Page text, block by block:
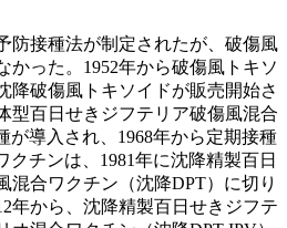
防接種法が制定されたが、破傷風
かった。1952年から破傷風トキソ
降破傷風トキソイドが販売開始さ
型百日せきジフテリア破傷風混合
が導入され、1968年から定期接種
クチンは、1981年に沈降精製百日
混合ワクチン（沈降DPT）に切り
年から、沈降精製百日せきジフテ